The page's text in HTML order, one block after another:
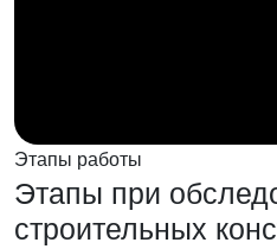
Этапы работы
Этапы при
строительных